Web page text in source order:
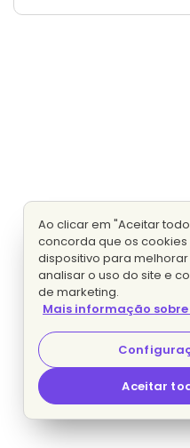
Ao clicar em "Aceitar
concorda que os
dispositivo para
analisar o uso do site e
de marketing.
Mais informação
Aceitar